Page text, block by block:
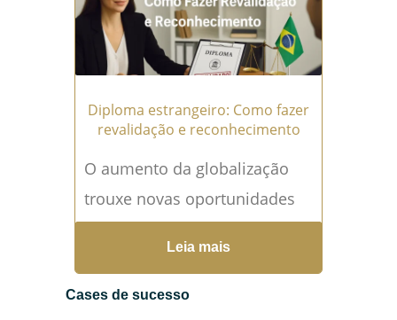
Diploma estrangeiro: Como fazer
revalidação e reconhecimento
O aumento da globalização
trouxe novas oportunidades
para estudantes e
profissionais que buscam
qualificação em instituições
Leia mais
Cases de sucesso